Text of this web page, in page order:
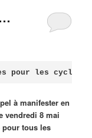
pour les
à manifester en
vendredi 8 mai
pour tous les